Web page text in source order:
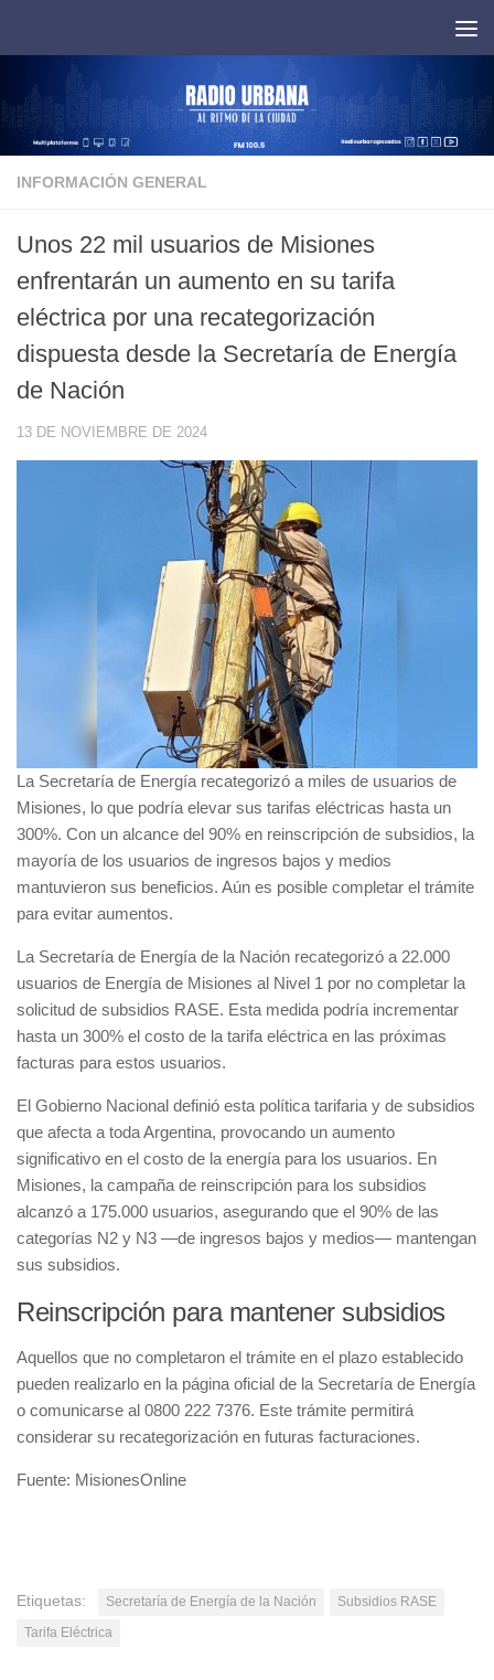
INFORMACIÓN GENERAL
Unos 22 mil usuarios de Misiones
enfrentarán un aumento en su tarifa
eléctrica por una recategorización
dispuesta desde la Secretaría de Energía
de Nación
13 DE NOVIEMBRE DE 2024
La Secretaría de Energía recategorizó a miles de usuarios de
Misiones, lo que podría elevar sus tarifas eléctricas hasta un
300%. Con un alcance del 90% en reinscripción de subsidios, la
mayoría de los usuarios de ingresos bajos y medios
mantuvieron sus beneficios. Aún es posible completar el trámite
para evitar aumentos.
La Secretaría de Energía de la Nación recategorizó a 22.000
usuarios de Energía de Misiones al Nivel 1 por no completar la
solicitud de subsidios RASE. Esta medida podría incrementar
hasta un 300% el costo de la tarifa eléctrica en las próximas
facturas para estos usuarios.
El Gobierno Nacional definió esta política tarifaria y de subsidios
que afecta a toda Argentina, provocando un aumento
significativo en el costo de la energía para los usuarios. En
Misiones, la campaña de reinscripción para los subsidios
alcanzó a 175.000 usuarios, asegurando que el 90% de las
categorías N2 y N3 —de ingresos bajos y medios— mantengan
sus subsidios.
Reinscripción para mantener subsidios
Aquellos que no completaron el trámite en el plazo establecido
pueden realizarlo en la página oficial de la Secretaría de Energía
o comunicarse al 0800 222 7376. Este trámite permitirá
considerar su recategorización en futuras facturaciones.
Fuente: MisionesOnline
Etiquetas: Secretaría de Energía de la Nación
Subsidios RASE
Tarifa Eléctrica